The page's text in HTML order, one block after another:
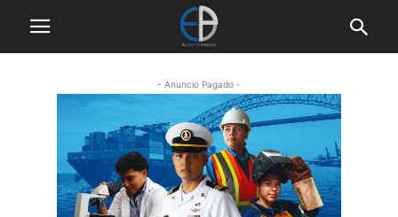
- Anuncio Pagado -